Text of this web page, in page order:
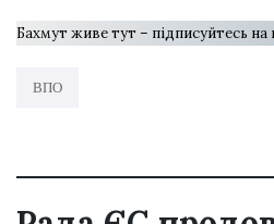
Бахмут живе тут – підписуйтесь на
ВПО